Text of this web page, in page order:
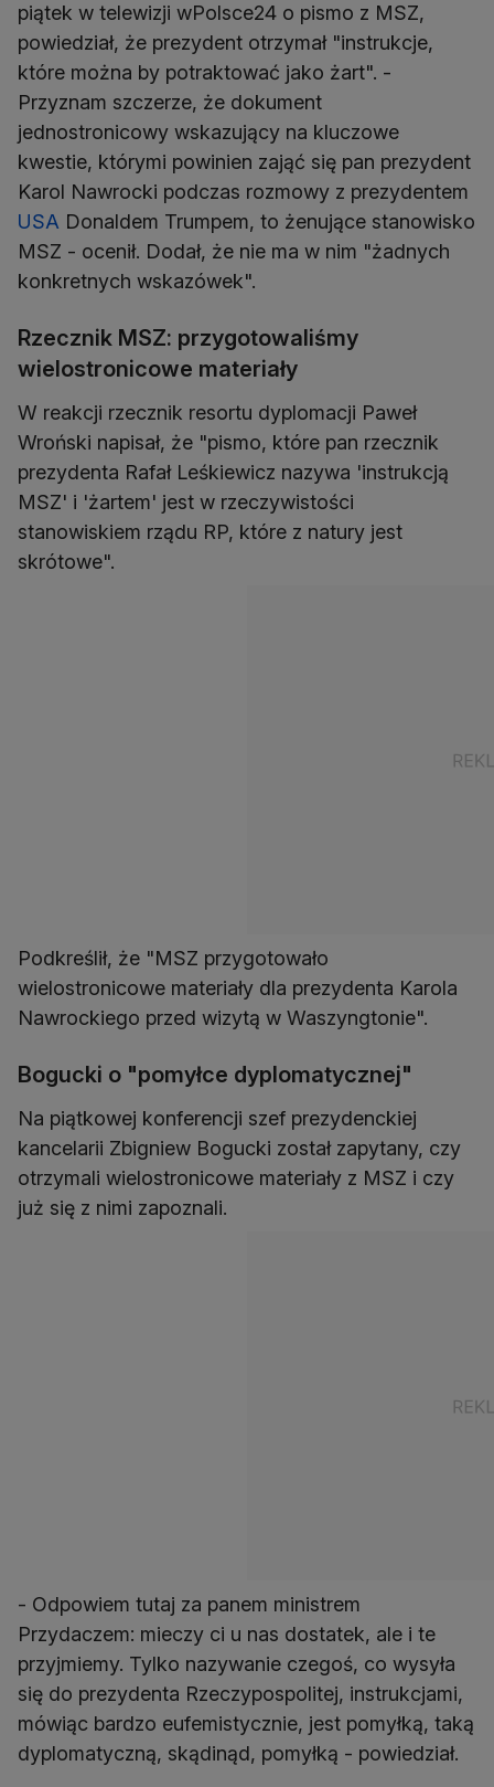
piątek w telewizji wPolsce24 o pismo z MSZ,
powiedział, że prezydent otrzymał "instrukcje,
które można by potraktować jako żart". -
Przyznam szczerze, że dokument
jednostronicowy wskazujący na kluczowe
kwestie, którymi powinien zająć się pan prezydent
Karol Nawrocki podczas rozmowy z prezydentem
USA Donaldem Trumpem, to żenujące stanowisko
MSZ - ocenił. Dodał, że nie ma w nim "żadnych
konkretnych wskazówek".
Rzecznik MSZ: przygotowaliśmy
wielostronicowe materiały
W reakcji rzecznik resortu dyplomacji Paweł
Wroński napisał, że "pismo, które pan rzecznik
prezydenta Rafał Leśkiewicz nazywa 'instrukcją
MSZ' i 'żartem' jest w rzeczywistości
stanowiskiem rządu RP, które z natury jest
skrótowe".
Podkreślił, że "MSZ przygotowało
wielostronicowe materiały dla prezydenta Karola
Nawrockiego przed wizytą w Waszyngtonie".
Bogucki o "pomyłce dyplomatycznej"
Na piątkowej konferencji szef prezydenckiej
kancelarii Zbigniew Bogucki został zapytany, czy
otrzymali wielostronicowe materiały z MSZ i czy
już się z nimi zapoznali.
- Odpowiem tutaj za panem ministrem
Przydaczem: mieczy ci u nas dostatek, ale i te
przyjmiemy. Tylko nazywanie czegoś, co wysyła
się do prezydenta Rzeczypospolitej, instrukcjami,
mówiąc bardzo eufemistycznie, jest pomyłką, taką
dyplomatyczną, skądinąd, pomyłką - powiedział.